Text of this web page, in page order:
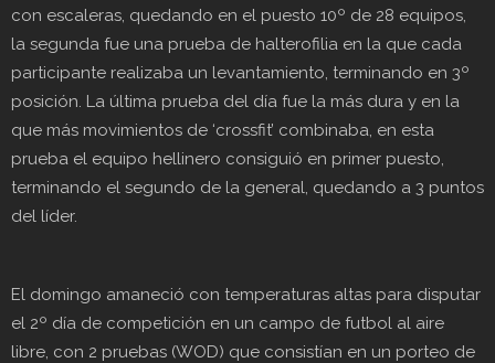
con escaleras, quedando en el puesto 10º de 28 equipos,
la segunda fue una prueba de halterofilia en la que cada
participante realizaba un levantamiento, terminando en 3º
posición. La última prueba del día fue la más dura y en la
que más movimientos de ‘crossfit’ combinaba, en esta
prueba el equipo hellinero consiguió en primer puesto,
terminando el segundo de la general, quedando a 3 puntos
del líder.
El domingo amaneció con temperaturas altas para disputar
el 2º día de competición en un campo de futbol al aire
libre, con 2 pruebas (WOD) que consistían en un porteo de